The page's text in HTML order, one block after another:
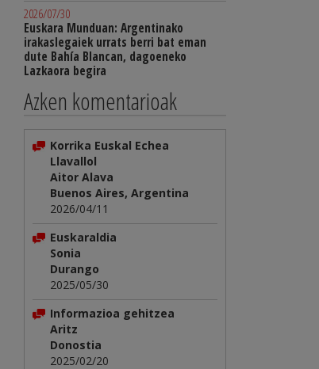
2026/07/30
Euskara Munduan: Argentinako
irakaslegaiek urrats berri bat eman
dute Bahía Blancan, dagoeneko
Lazkaora begira
Azken komentarioak
Korrika Euskal Echea
Llavallol
Aitor Alava
Buenos Aires, Argentina
2026/04/11
Euskaraldia
Sonia
Durango
2025/05/30
Informazioa gehitzea
Aritz
Donostia
2025/02/20